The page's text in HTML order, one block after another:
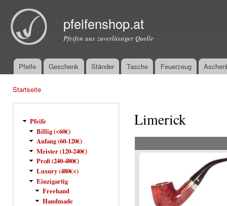
pfeifenshop.at
Pfeifen aus zuverlässiger Quelle
Hauptmenü
Pfeife Geschenk Ständer Tasche Feuerzeug
Startseite
Pfeife
Billig (<60€)
Anfang (60-120€)
Meister (120-240€)
Profi (240-480€)
Luxury (480€<)
Einzigartig
Freehand
Handmade
Limerick